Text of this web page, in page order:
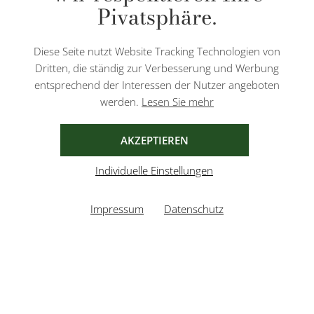
Diese Website ist durch reCAPTCHA geschützt und es gelten die
Pivatsphäre.
Diese Seite nutzt Website Tracking Technologien von
Dritten, die ständig zur Verbesserung und Werbung
entsprechend der Interessen der Nutzer angeboten
werden. Lesen Sie mehr
AKZEPTIEREN
Individuelle Einstellungen
Impressum Datenschutz